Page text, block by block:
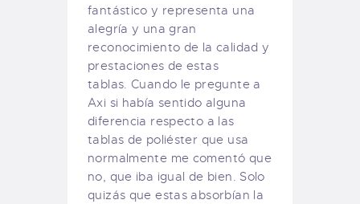
fantástico y representa una
alegría y una gran
reconocimiento de la calidad y
prestaciones de estas
tablas. Cuando le pregunte a
Axi si había sentido alguna
diferencia respecto a las
tablas de poliéster que usa
normalmente me comentó que
no, que iba igual de bien. Solo
quizás que estas absorbían la